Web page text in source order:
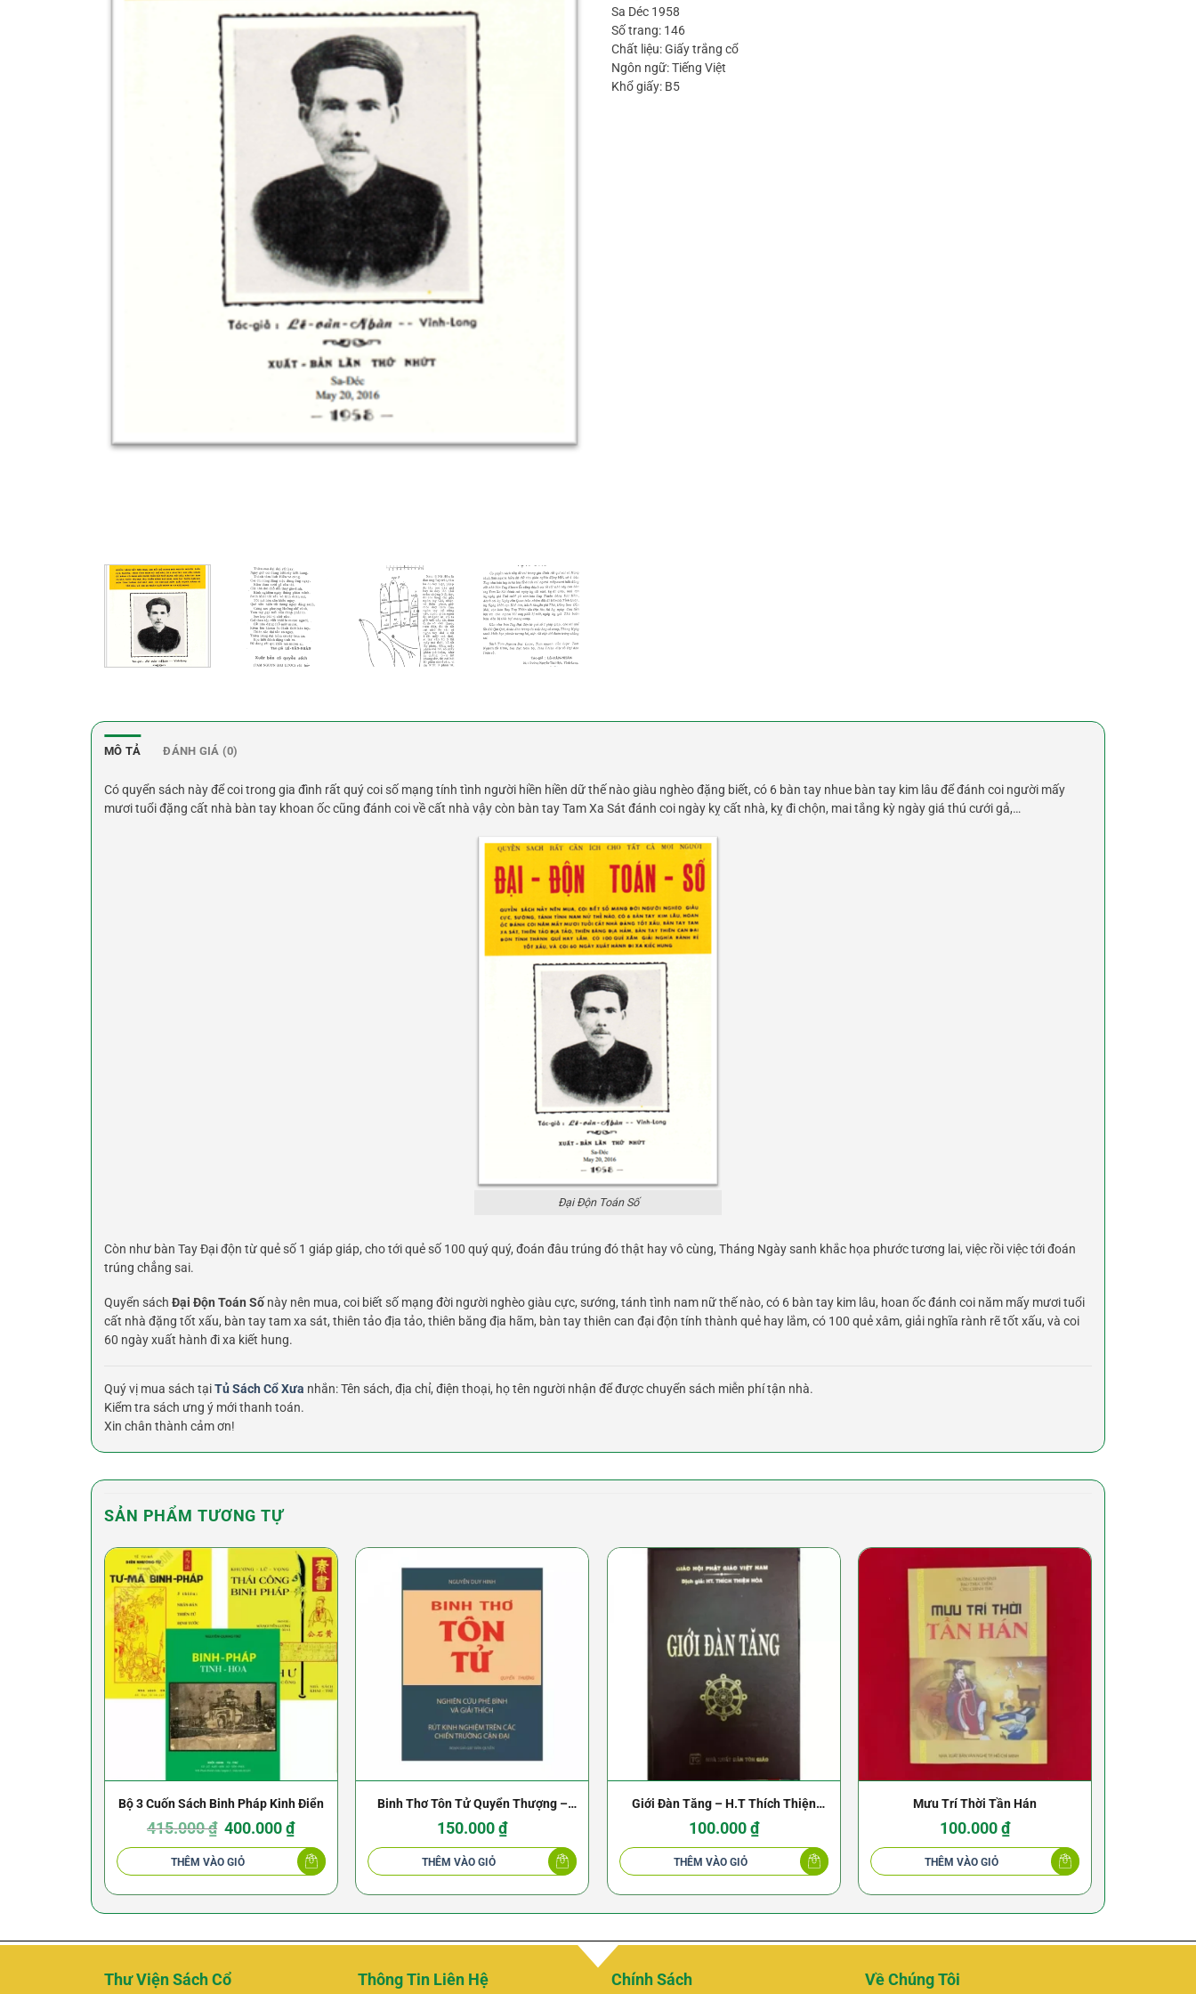
Sa Déc 1958
Số trang: 146
Chất liệu: Giấy trắng cổ
Ngôn ngữ: Tiếng Việt
Khổ giấy: B5
MÔ TẢ ĐÁNH GIÁ (0)
Có quyển sách này để coi trong gia đình rất quý coi số mạng tính tình người hiền hiền dữ thế nào giàu nghèo đặng biết, có 6 bàn tay nhue bàn tay kim lâu để đánh coi người mấy
mươi tuổi đặng cất nhà bàn tay khoan ốc cũng đánh coi về cất nhà vậy còn bàn tay Tam Xa Sát đánh coi ngày kỵ cất nhà, kỵ đi chộn, mai tắng kỳ ngày giá thú cưới gả,…
Đại Độn Toán Số
Còn như bàn Tay Đại độn từ quẻ số 1 giáp giáp, cho tới quẻ số 100 quý quý, đoán đâu trúng đó thật hay vô cùng, Tháng Ngày sanh khắc họa phước tương lai, việc rồi việc tới đoán
trúng chẳng sai.
Quyển sách Đại Độn Toán Số này nên mua, coi biết số mạng đời người nghèo giàu cực, sướng, tánh tình nam nữ thế nào, có 6 bàn tay kim lâu, hoan ốc đánh coi năm mấy mươi tuổi
cất nhà đặng tốt xấu, bàn tay tam xa sát, thiên tảo địa tảo, thiên băng địa hãm, bàn tay thiên can đại độn tính thành quẻ hay lắm, có 100 quẻ xâm, giải nghĩa rành rẽ tốt xấu, và coi
60 ngày xuất hành đi xa kiết hung.
Quý vị mua sách tạiTủ Sách Cổ Xưa nhắn: Tên sách, địa chỉ, điện thoại, họ tên người nhận để được chuyển sách miễn phí tận nhà.
Kiểm tra sách ưng ý mới thanh toán.
Xin chân thành cảm ơn!
SẢN PHẨM TƯƠNG TỰ
Bộ 3 Cuốn Sách Binh Pháp Kinh Điển
415.000₫
Giá
gốc
là:
415.000 ₫.
400.000₫Giá
hiện
tại
là:
400.000 ₫.
THÊM VÀO GIỎ
Binh Thơ Tôn Tử Quyển Thượng –
Nguyễn Duy Hinh – NXB Khai Trí
1973
150.000₫
THÊM VÀO GIỎ
Giới Đàn Tăng – H.T Thích Thiện
Hòa
100.000₫
THÊM VÀO GIỎ
Mưu Trí Thời Tần Hán
100.000₫
THÊM VÀO GIỎ
Thư Viện Sách Cổ Thông Tin Liên Hệ Chính Sách Về Chúng Tôi